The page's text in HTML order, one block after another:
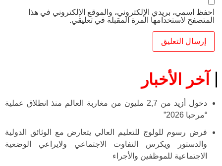
احفظ اسمي، بريدي الإلكتروني، والموقع الإلكتروني في هذا
المتصفح لاستخدامها المرة المقبلة في تعليقي.
آخر الأخبار
دخول أزيد من 2,7 مليون من مغاربة العالم منذ انطلاق عملية
“مرحبا 2026”
فرض رسوم للولوج للتعليم العالي يتعارض مع الوثائق الدولية
والدستور ويكرس التفاوت الاجتماعي ولايراعي الوضعية
الاجتماعية للموظفين والأجراء